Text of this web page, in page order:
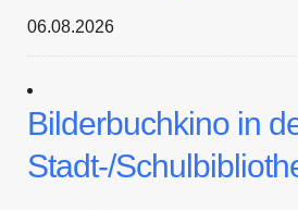
06.08.2026
Bilderbuchkino in
Stadt-/